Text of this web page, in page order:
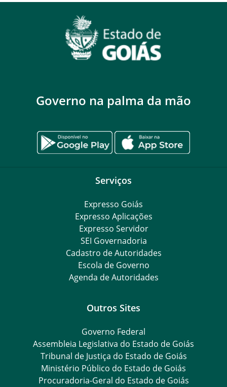
Governo na palma da mão
Serviços
Expresso Goiás
Expresso Aplicações
Expresso Servidor
SEI Governadoria
Cadastro de Autoridades
Escola de Governo
Agenda de Autoridades
Outros Sites
Governo Federal
Assembleia Legislativa do Estado de Goiás
Tribunal de Justiça do Estado de Goiás
Ministério Público do Estado de Goiás
Procuradoria-Geral do Estado de Goiás